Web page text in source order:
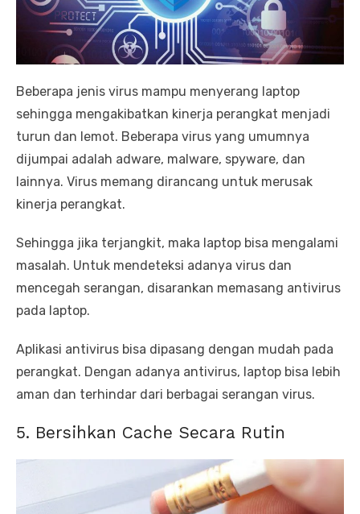
Beberapa jenis virus mampu menyerang laptop
sehingga mengakibatkan kinerja perangkat menjadi
turun dan lemot. Beberapa virus yang umumnya
dijumpai adalah adware, malware, spyware, dan
lainnya. Virus memang dirancang untuk merusak
kinerja perangkat.
Sehingga jika terjangkit, maka laptop bisa mengalami
masalah. Untuk mendeteksi adanya virus dan
mencegah serangan, disarankan memasang antivirus
pada laptop.
Aplikasi antivirus bisa dipasang dengan mudah pada
perangkat. Dengan adanya antivirus, laptop bisa lebih
aman dan terhindar dari berbagai serangan virus.
5. Bersihkan Cache Secara Rutin